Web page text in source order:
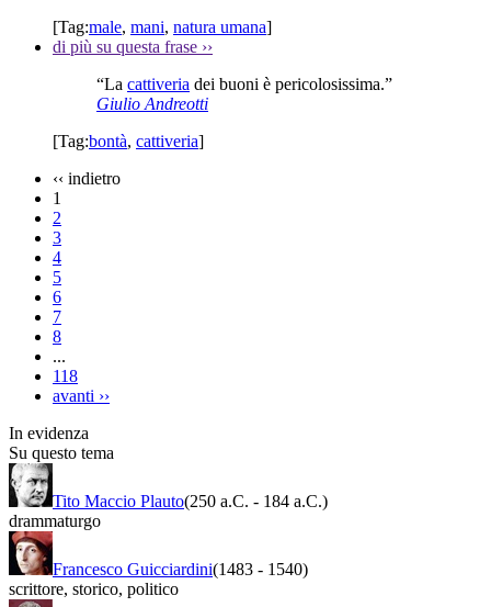
[Tag:male, mani, natura umana]
di più su questa frase ››
“La cattiveria dei buoni è pericolosissima.”
Giulio Andreotti
[Tag:bontà, cattiveria]
‹‹ indietro
1
2
3
4
5
6
7
8
...
118
avanti ››
In evidenza
Su questo tema
Tito Maccio Plauto(250 a.C. - 184 a.C.)
drammaturgo
Francesco Guicciardini(1483 - 1540)
scrittore, storico, politico